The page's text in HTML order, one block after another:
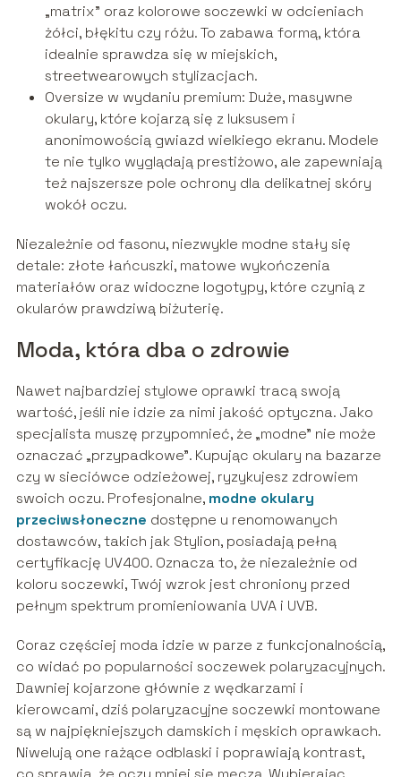
„matrix” oraz kolorowe soczewki w odcieniach
żółci, błękitu czy różu. To zabawa formą, która
idealnie sprawdza się w miejskich,
streetwearowych stylizacjach.
Oversize w wydaniu premium: Duże, masywne
okulary, które kojarzą się z luksusem i
anonimowością gwiazd wielkiego ekranu. Modele
te nie tylko wyglądają prestiżowo, ale zapewniają
też najszersze pole ochrony dla delikatnej skóry
wokół oczu.
Niezależnie od fasonu, niezwykle modne stały się
detale: złote łańcuszki, matowe wykończenia
materiałów oraz widoczne logotypy, które czynią z
okularów prawdziwą biżuterię.
Moda, która dba o zdrowie
Nawet najbardziej stylowe oprawki tracą swoją
wartość, jeśli nie idzie za nimi jakość optyczna. Jako
specjalista muszę przypomnieć, że „modne” nie może
oznaczać „przypadkowe”. Kupując okulary na bazarze
czy w sieciówce odzieżowej, ryzykujesz zdrowiem
swoich oczu. Profesjonalne, modne okulary
przeciwsłoneczne dostępne u renomowanych
dostawców, takich jak Stylion, posiadają pełną
certyfikację UV400. Oznacza to, że niezależnie od
koloru soczewki, Twój wzrok jest chroniony przed
pełnym spektrum promieniowania UVA i UVB.
Coraz częściej moda idzie w parze z funkcjonalnością,
co widać po popularności soczewek polaryzacyjnych.
Dawniej kojarzone głównie z wędkarzami i
kierowcami, dziś polaryzacyjne soczewki montowane
są w najpiękniejszych damskich i męskich oprawkach.
Niwelują one rażące odblaski i poprawiają kontrast,